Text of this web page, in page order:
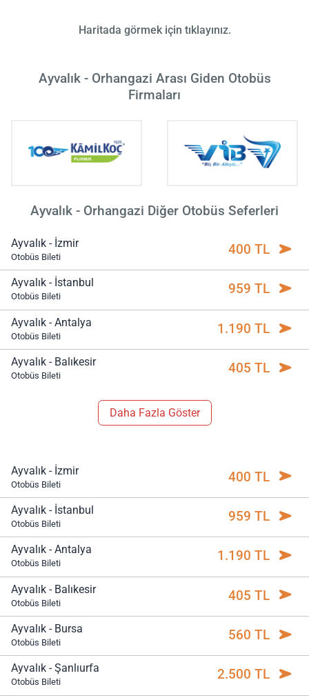
Haritada görmek için tıklayınız.
Ayvalık - Orhangazi Arası Giden Otobüs
Firmaları
Ayvalık - Orhangazi Diğer Otobüs Seferleri
Ayvalık - İzmir
Otobüs Bileti 400 TL
Ayvalık - İstanbul
Otobüs Bileti 959 TL
Ayvalık - Antalya
Otobüs Bileti 1.190 TL
Ayvalık - Balıkesir
Otobüs Bileti 405 TL
Daha Fazla Göster
Ayvalık - İzmir
Otobüs Bileti 400 TL
Ayvalık - İstanbul
Otobüs Bileti 959 TL
Ayvalık - Antalya
Otobüs Bileti 1.190 TL
Ayvalık - Balıkesir
Otobüs Bileti 405 TL
Ayvalık - Bursa
Otobüs Bileti 560 TL
Ayvalık - Şanlıurfa
Otobüs Bileti 2.500 TL